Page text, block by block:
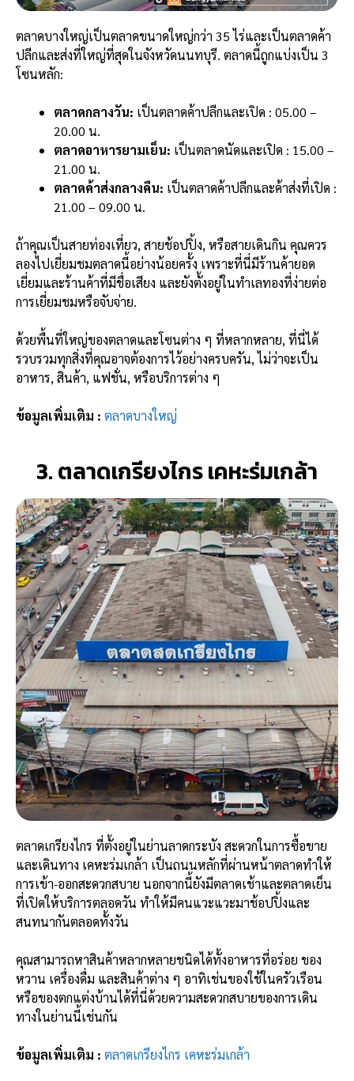
ตลาดบางใหญ่เป็นตลาดขนาดใหญ่กว่า 35 ไร่และเป็นตลาดค้า
ปลีกและส่งที่ใหญ่ที่สุดในจังหวัดนนทบุรี. ตลาดนี้ถูกแบ่งเป็น 3
โซนหลัก:
ตลาดกลางวัน: เป็นตลาดค้าปลีกและเปิด : 05.00 –
20.00 น.
ตลาดอาหารยามเย็น: เป็นตลาดนัดและเปิด : 15.00 –
21.00 น.
ตลาดค้าส่งกลางคืน: เป็นตลาดค้าปลีกและค้าส่งที่เปิด :
21.00 – 09.00 น.
ถ้าคุณเป็นสายท่องเที่ยว, สายช้อปปิ้ง, หรือสายเดินกิน คุณควร
ลองไปเยี่ยมชมตลาดนี้อย่างน้อยครั้ง เพราะที่นี่มีร้านค้ายอด
เยี่ยมและร้านค้าที่มีชื่อเสียง และยังตั้งอยู่ในทำเลทองที่ง่ายต่อ
การเยี่ยมชมหรือจับจ่าย.
ด้วยพื้นที่ใหญ่ของตลาดและโซนต่าง ๆ ที่หลากหลาย, ที่นี่ได้
รวบรวมทุกสิ่งที่คุณอาจต้องการไว้อย่างครบครัน, ไม่ว่าจะเป็น
อาหาร, สินค้า, แฟชั่น, หรือบริการต่าง ๆ
ข้อมูลเพิ่มเติม : ตลาดบางใหญ่ ​
3. ตลาดเกรียงไกร เคหะร่มเกล้า
ตลาดเกรียงไกร ที่ตั้งอยู่ในย่านลาดกระบัง สะดวกในการซื้อขาย
และเดินทาง เคหะร่มเกล้า เป็นถนนหลักที่ผ่านหน้าตลาดทำให้
การเข้า-ออกสะดวกสบาย นอกจากนี้ยังมีตลาดเช้าและตลาดเย็น
ที่เปิดให้บริการตลอดวัน ทำให้มีคนแวะแวะมาช้อปปิ้งและ
สนทนากันตลอดทั้งวัน
คุณสามารถหาสินค้าหลากหลายชนิดได้ทั้งอาหารที่อร่อย ของ
หวาน เครื่องดื่ม และสินค้าต่าง ๆ อาทิเช่นของใช้ในครัวเรือน
หรือของตกแต่งบ้านได้ที่นี่ด้วยความสะดวกสบายของการเดิน
ทางในย่านนี้เช่นกัน
ข้อมูลเพิ่มเติม : ตลาดเกรียงไกร เคหะร่มเกล้า